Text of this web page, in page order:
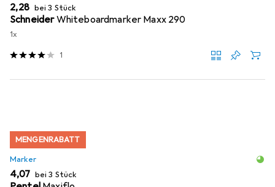
EUR
2,28 bei 3 Stück
SchneiderWhiteboardmarker Maxx 290
1x
1
MENGENRABATT
Marker
EUR
4,07 bei 3 Stück